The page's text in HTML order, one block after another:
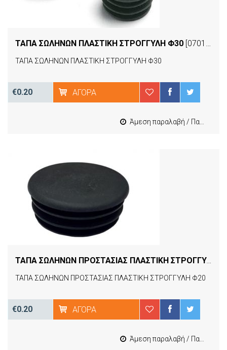
ΤΑΠΑ ΣΩΛΗΝΩΝ ΠΛΑΣΤΙΚΗ ΣΤΡΟΓΓΥΛΗ Φ30 [07012]
ΤΑΠΑ ΣΩΛΗΝΩΝ ΠΛΑΣΤΙΚΗ ΣΤΡΟΓΓΥΛΗ Φ30
€0.20 ΑΓΟΡΆ
Άμεση παραλαβή / Παράδοση 1-3 εργασιμες
ΤΑΠΑ ΣΩΛΗΝΩΝ ΠΡΟΣΤΑΣΙΑΣ ΠΛΑΣΤΙΚΗ ΣΤΡΟΓΓΥΛΗ Φ20
ΤΑΠΑ ΣΩΛΗΝΩΝ ΠΡΟΣΤΑΣΙΑΣ ΠΛΑΣΤΙΚΗ ΣΤΡΟΓΓΥΛΗ Φ20
€0.20 ΑΓΟΡΆ
Άμεση παραλαβή / Παράδοση 1-3 εργασιμες